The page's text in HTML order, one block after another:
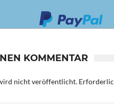
KOMMENTAR
nicht veröffentlicht.